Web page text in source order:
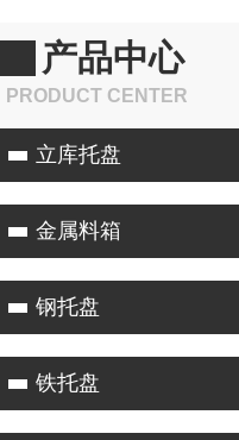
产品中心
PRODUCT CENTER
立库托盘
金属料箱
钢托盘
铁托盘